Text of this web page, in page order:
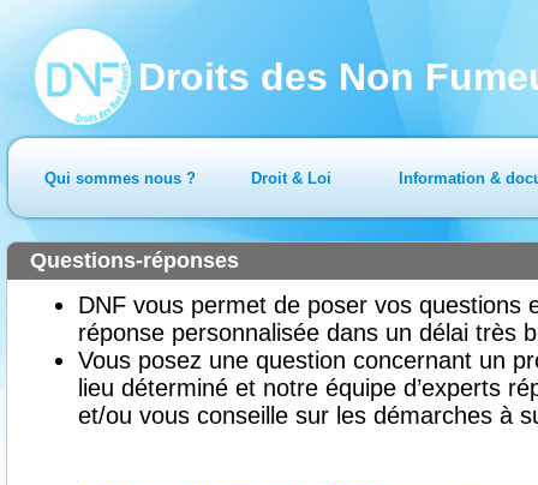
Droits des Non
Qui sommes nous ? Droit & Loi Information &
DNF vous permet de poser vos questions
réponse personnalisée dans un délai très
Vous posez une question concernant un
lieu déterminé et notre équipe d’experts
et/ou vous conseille sur les démarches à
Questions-réponses